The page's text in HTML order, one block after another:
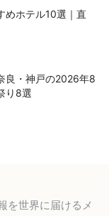
めホテル10選｜直
良・神戸の2026年8
り8選
を世界に届けるメ